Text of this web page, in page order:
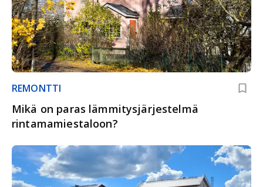
REMONTTI
Mikä on paras lämmitysjärjestelmä
rintamamiestaloon?